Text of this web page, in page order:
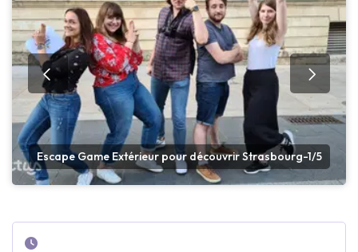
Escape Game Extérieur pour découvrir Strasbourg-1/5